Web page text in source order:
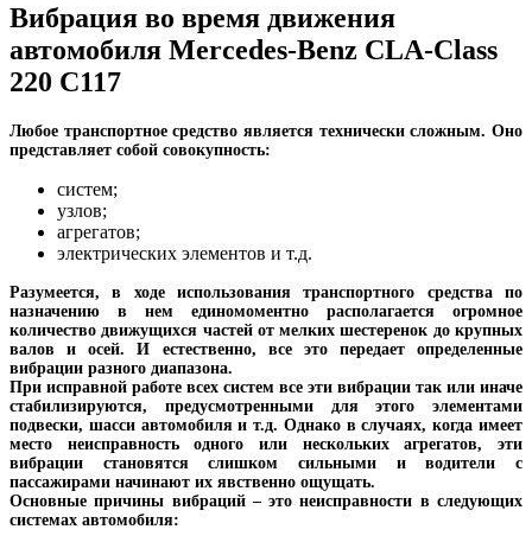
Вибрация во время движения
автомобиля Mercedes-Benz CLA-Class
220 C117
Любое транспортное средство является технически сложным. Оно
представляет собой совокупность:
систем;
узлов;
агрегатов;
электрических элементов и т.д.
Разумеется, в ходе использования транспортного средства по
назначению в нем единомоментно располагается огромное
количество движущихся частей от мелких шестеренок до крупных
валов и осей. И естественно, все это передает определенные
вибрации разного диапазона.
При исправной работе всех систем все эти вибрации так или иначе
стабилизируются, предусмотренными для этого элементами
подвески, шасси автомобиля и т.д. Однако в случаях, когда имеет
место неисправность одного или нескольких агрегатов, эти
вибрации становятся слишком сильными и водители с
пассажирами начинают их явственно ощущать.
Основные причины вибраций – это неисправности в следующих
системах автомобиля: